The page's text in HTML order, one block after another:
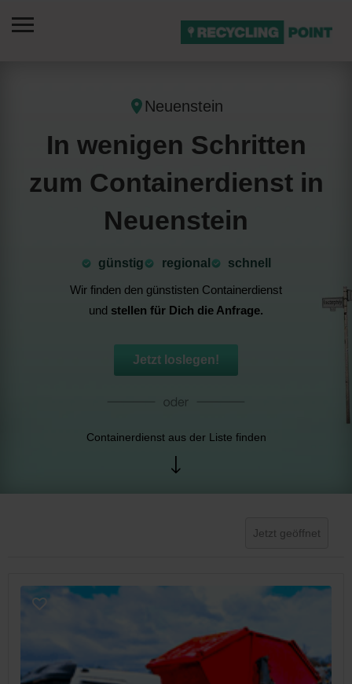
Neuenstein
In wenigen Schritten
zum Containerdienst in
Neuenstein
günstig ⁠regional
schnell
Wir finden den günstisten Containerdienst
und stellen für Dich die Anfrage.
Jetzt loslegen!
Containerdienst aus der Liste finden
Jetzt geöffnet